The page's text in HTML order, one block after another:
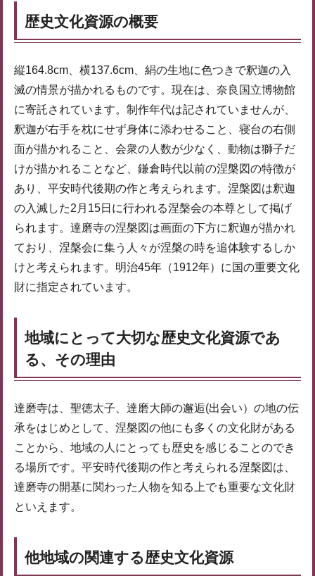
歴史文化資源の概要
縦164.8cm、横137.6cm、絹の生地に色つきで釈迦の入
滅の情景が描かれるものです。現在は、奈良国立博物館
に寄託されています。制作年代は記されていませんが、
釈迦が右手を枕にせず身体に添わせること、寝台の右側
面が描かれること、会衆の人数が少なく、動物は獅子だ
けが描かれることなど、鎌倉時代以前の涅槃図の特徴が
あり、平安時代後期の作と考えられます。涅槃図は釈迦
の入滅した2月15日に行われる涅槃会の本尊として掲げ
られます。達磨寺の涅槃図は画面の下方に釈迦が描かれ
ており、涅槃会に集う人々が涅槃の時を追体験するしか
けと考えられます。明治45年（1912年）に国の重要文化
財に指定されています。
地域にとって大切な歴史文化資源であ
る、その理由
達磨寺は、聖徳太子、達磨大師の邂逅(出会い）の地の伝
承をはじめとして、涅槃図の他にも多くの文化財がある
ことから、地域の人にとっても歴史を感じることのでき
る場所です。平安時代後期の作と考えられる涅槃図は、
達磨寺の開基に関わった人物を知る上でも重要な文化財
といえます。
他地域の関連する歴史文化資源